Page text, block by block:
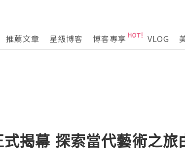
推薦文章 星級博客 博客專享 VLOG
揭幕 探索當代藝術之旅